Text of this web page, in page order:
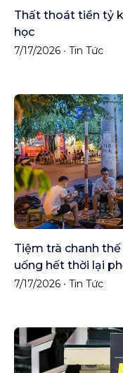
Thất thoát tiền tỷ
học
7/17/2026 • Tin Tức
Tiệm trà chanh
uống hết thời lại
7/17/2026 • Tin Tức